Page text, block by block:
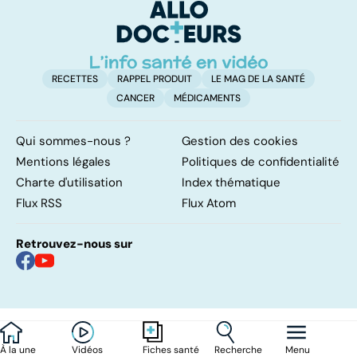
À la une Vidéos Fiches santé Recherche Menu
RECETTES RAPPEL PRODUIT
LE MAG DE LA SANTÉ
CANCER
MÉDICAMENTS
Qui sommes-nous ?
Gestion des cookies
Mentions légales
Politiques de confidentialité
Charte d'utilisation
Index thématique
Flux RSS
Flux Atom
Retrouvez-nous sur